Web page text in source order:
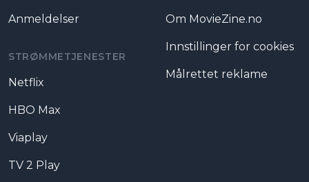
Anmeldelser
STRØMMETJENESTER
Netflix
HBO Max
Viaplay
TV 2 Play
Om MovieZine.no
Innstillinger for cookies
Målrettet reklame